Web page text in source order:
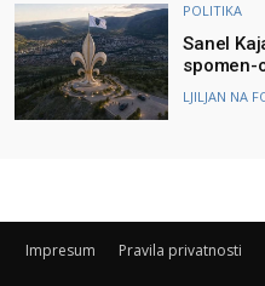
POLITIKA
Sanel
spomen-
iznad
LJILJAN NA
Impresum Pravila privatnosti